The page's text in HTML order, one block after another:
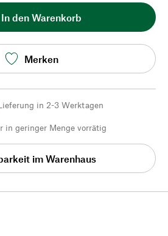
In den Warenkorb
Merken
in 2-3 Werktagen
in geringer Menge vorrätig
im Warenhaus